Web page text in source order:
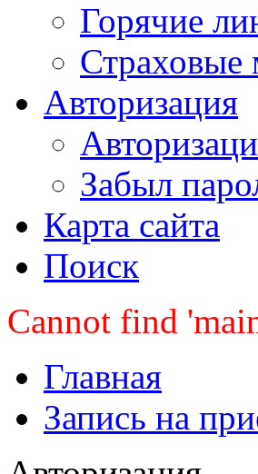
Горячие
Страховые
Авторизация
Забыл
Карта сайта
Поиск
Cannot find
Главная
Запись на